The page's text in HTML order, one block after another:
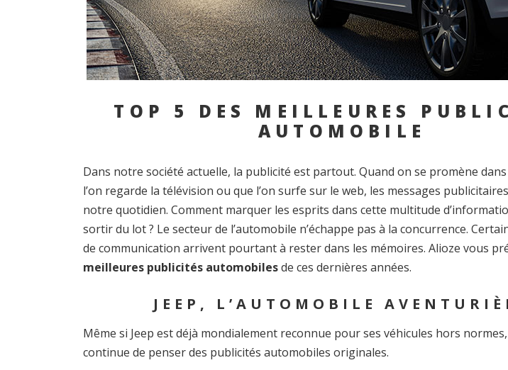
TOP 5 DES MEILLEURES
AUTOMOBILE
Dans notre société actuelle, la publicité est partout. Quand on se promène
l’on regarde la télévision ou que l’on surfe sur le web, les messages
notre quotidien. Comment marquer les esprits dans cette multitude
sortir du lot ? Le secteur de l’automobile n’échappe pas à la concurrence.
de communication arrivent pourtant à rester dans les mémoires. Alioze vous
meilleures publicités automobilesde ces dernières années.
JEEP, L’AUTOMOBILE
Même si Jeep est déjà mondialement reconnue pour ses véhicules hors
continue de penser des publicités automobiles originales.